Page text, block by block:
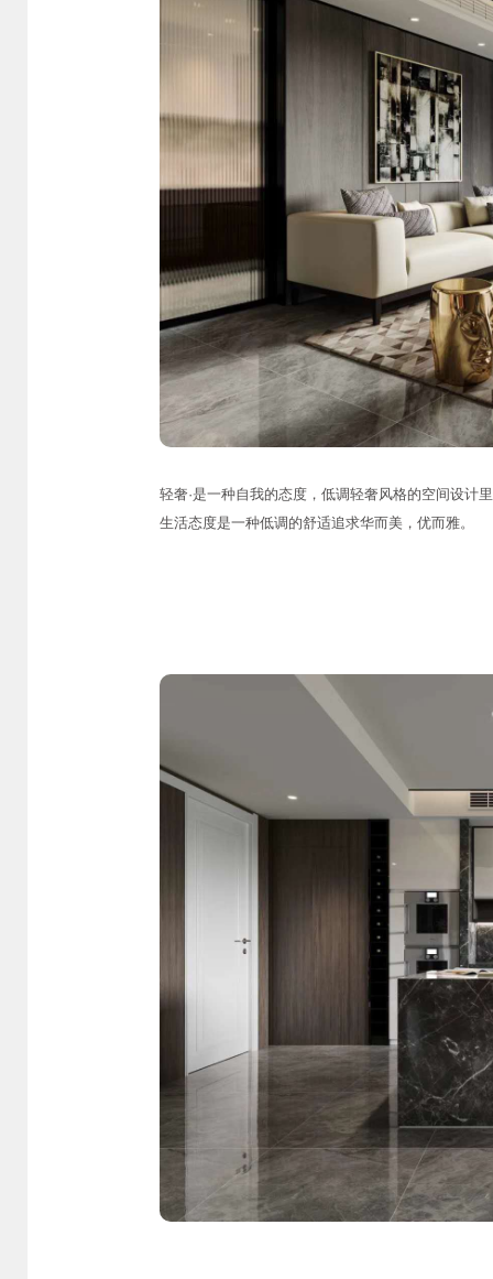
轻奢·是一种自我的态度，低调轻奢风格的空间设计
生活态度是一种低调的舒适追求华而美，优而雅。